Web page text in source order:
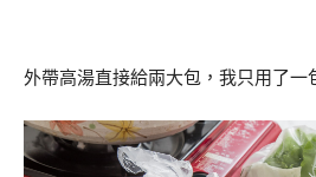
外帶高湯直接給兩大包，我只用了一